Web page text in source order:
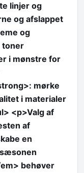
linjer og
og afslappet
og
toner
i mønstre for
mørke
i materialer
<p>Valg af
af
en
behøver